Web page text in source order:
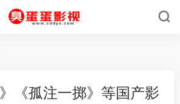
《孤注一掷》等国产影